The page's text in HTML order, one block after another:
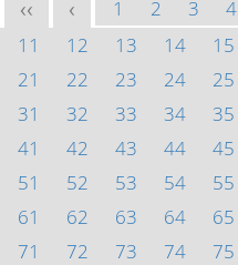
<< < 1 2 3 4
11
12 13 14 15
21
22 23 24 25
31
32 33 34 35
41
42 43 44 45
51
52 53 54 55
61
62 63 64 65
71
72 73 74 75